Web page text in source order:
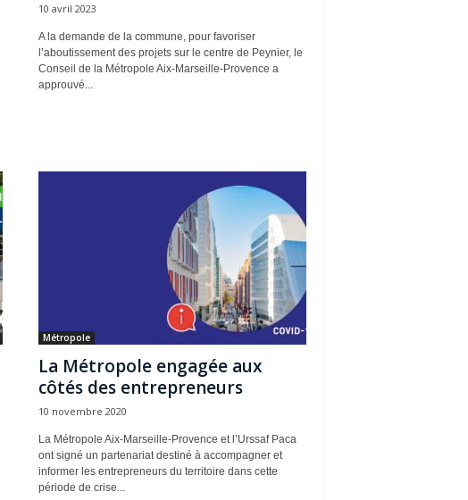
10 avril 2023
A la demande de la commune, pour favoriser
l’aboutissement des projets sur le centre de Peynier, le
Conseil de la Métropole Aix-Marseille-Provence a
approuvé...
Métropole
La Métropole engagée aux
côtés des entrepreneurs
10 novembre 2020
La Métropole Aix-Marseille-Provence et l’Urssaf Paca
ont signé un partenariat destiné à accompagner et
informer les entrepreneurs du territoire dans cette
période de crise...